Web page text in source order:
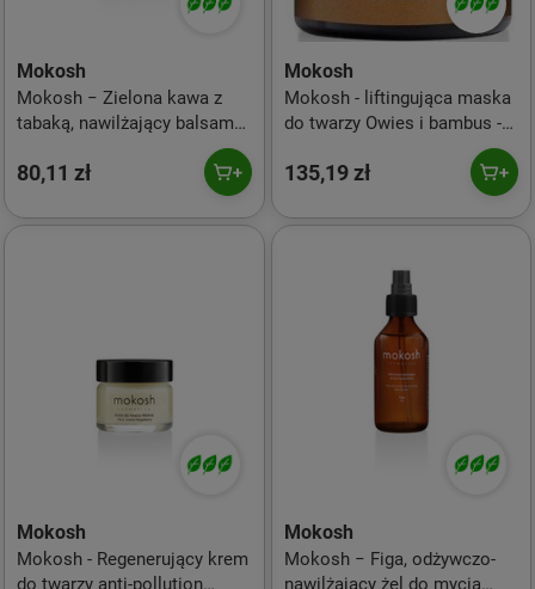
Mokosh
Mokosh − Zielona kawa z
tabaką, nawilżający balsam
do twarzy i ciała − 180 ml
80,11 zł
Mokosh
Mokosh - liftingująca maska
do twarzy Owies i bambus -
135,19 zł
Mokosh
Mokosh - Regenerujący krem
do twarzy anti-pollution
Mokosh
Mokosh − Figa, odżywczo-
nawilżający żel do mycia